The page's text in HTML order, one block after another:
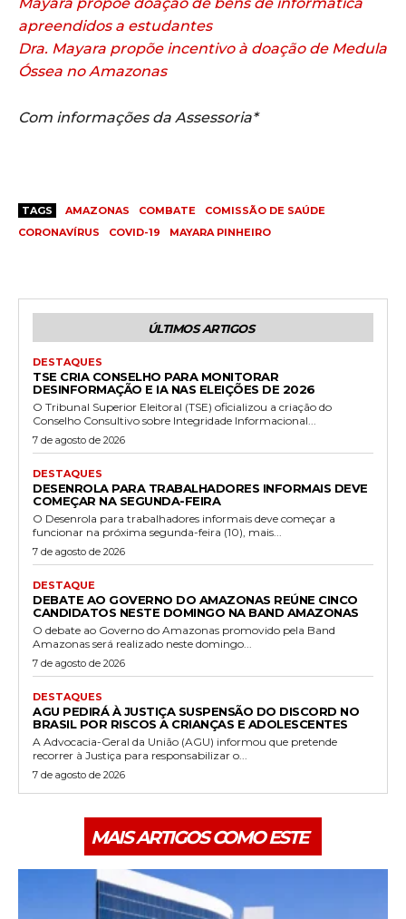
apreendidos a estudantes
Dra. Mayara propõe incentivo à doação de Medula
Óssea no Amazonas
Com informações da Assessoria*
TAGS AMAZONAS COMBATE
COMISSÃO DE SAÚDE
CORONAVÍRUS
COVID-19 MAYARA PINHEIRO
ÚLTIMOS ARTIGOS
DESTAQUES
TSE CRIA CONSELHO PARA MONITORAR
DESINFORMAÇÃO E IA NAS ELEIÇÕES DE 2026
O Tribunal Superior Eleitoral (TSE) oficializou a criação do
Conselho Consultivo sobre Integridade Informacional...
7 de agosto de 2026
DESTAQUES
DESENROLA PARA TRABALHADORES INFORMAIS DEVE
COMEÇAR NA SEGUNDA-FEIRA
O Desenrola para trabalhadores informais deve começar a
funcionar na próxima segunda-feira (10), mais...
7 de agosto de 2026
DESTAQUE
DEBATE AO GOVERNO DO AMAZONAS REÚNE CINCO
CANDIDATOS NESTE DOMINGO NA BAND AMAZONAS
O debate ao Governo do Amazonas promovido pela Band
Amazonas será realizado neste domingo...
7 de agosto de 2026
DESTAQUES
AGU PEDIRÁ À JUSTIÇA SUSPENSÃO DO DISCORD NO
BRASIL POR RISCOS A CRIANÇAS E ADOLESCENTES
A Advocacia-Geral da União (AGU) informou que pretende
recorrer à Justiça para responsabilizar o...
7 de agosto de 2026
MAIS ARTIGOS COMO ESTE